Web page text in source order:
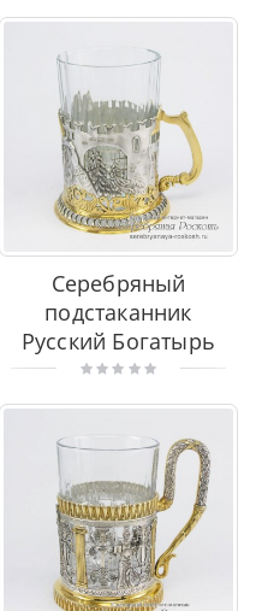
Серебряный
подстаканник
Русский Богатырь